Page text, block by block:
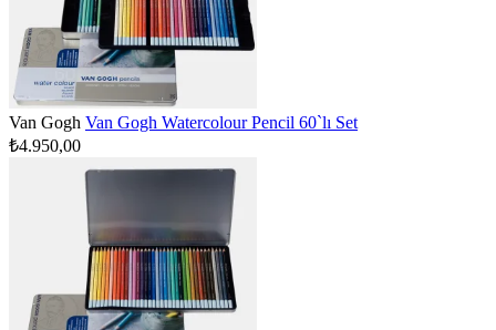
Van Gogh Van Gogh Watercolour Pencil 60`lı Set
₺4.950,00